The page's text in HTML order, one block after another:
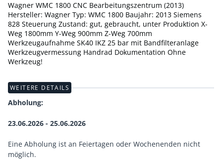
Wagner WMC 1800 CNC Bearbeitungszentrum (2013)
Hersteller: Wagner Typ: WMC 1800 Baujahr: 2013 Siemens
828 Steuerung Zustand: gut, gebraucht, unter Produktion X-
Weg 1800mm Y-Weg 900mm Z-Weg 700mm
Werkzeugaufnahme SK40 IKZ 25 bar mit Bandfilteranlage
Werkzeugvermessung Handrad Dokumentation Ohne
Werkzeug!
WEITERE DETAILS
Abholung:
23.06.2026 - 25.06.2026
Eine Abholung ist an Feiertagen oder Wochenenden nicht
möglich.